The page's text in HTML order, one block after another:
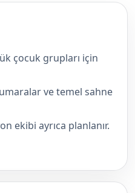
çocuk grupları için
ve temel sahne
ekibi ayrıca planlanır.